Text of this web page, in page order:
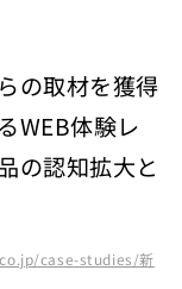
の取材を獲得
WEB体験レ
の認知拡大と
case-studies/新